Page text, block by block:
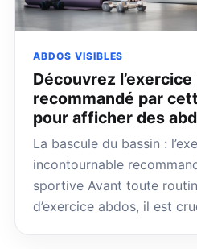
ABDOS VISIBLES
Découvrez
recommandé par
pour afficher des
La bascule du bassin :
incontournable
sportive Avant toute
d’exercice abdos, il est